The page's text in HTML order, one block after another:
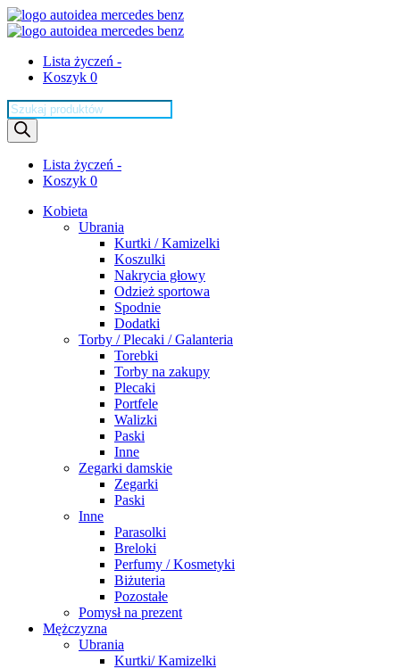
Lista życzeń -
Koszyk 0
Wyszukiwarka
produktów
Lista życzeń -
Koszyk 0
Kobieta
Ubrania
Kurtki / Kamizelki
Koszulki
Nakrycia głowy
Odzież sportowa
Spodnie
Dodatki
Torby / Plecaki / Galanteria
Torebki
Torby na zakupy
Plecaki
Portfele
Walizki
Paski
Inne
Zegarki damskie
Zegarki
Paski
Inne
Parasolki
Breloki
Perfumy / Kosmetyki
Biżuteria
Pozostałe
Pomysł na prezent
Mężczyzna
Ubrania
Kurtki/ Kamizelki